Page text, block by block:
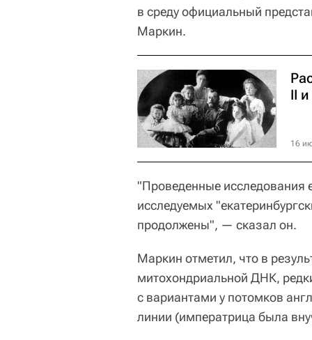
в среду официальный
Маркин.
II
16
"Проведенные исследования
исследуемых
продолжены", — сказал он.
Маркин отметил, что в
митохондриальной ДНК,
с вариантами у потомков
линии (императрица была